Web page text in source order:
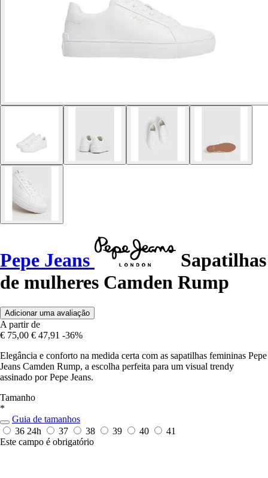
Pepe Jeans
Sapatilhas
de mulheres Camden Rump
Adicionar uma avaliação
A partir de
€ 75,00 € 47,91 -36%
Elegância e conforto na medida certa com as sapatilhas femininas Pepe
Jeans Camden Rump, a escolha perfeita para um visual trendy
assinado por Pepe Jeans.
Tamanho
*
Guia de tamanhos
36 24h 37 38 39 40
41
Este campo é obrigatório